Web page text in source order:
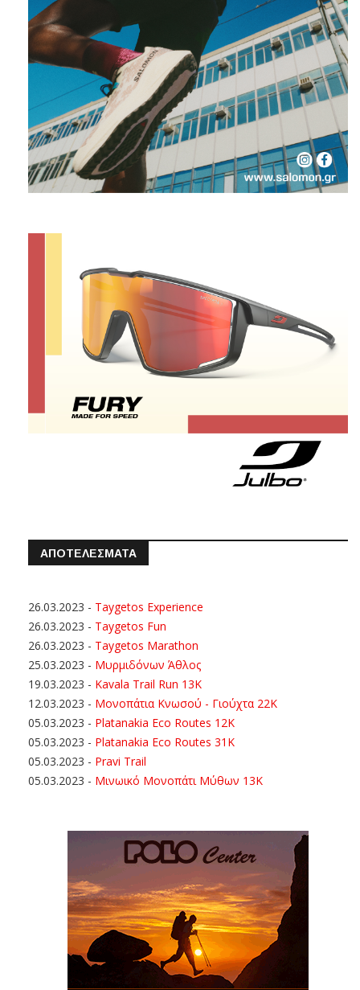
ΑΠΟΤΕΛΕΣΜΑΤΑ
26.03.2023 - Taygetos Experience
26.03.2023 - Taygetos Fun
26.03.2023 - Taygetos Marathon
25.03.2023 - Μυρμιδόνων Άθλος
19.03.2023 - Kavala Trail Run 13K
12.03.2023 - Μονοπάτια Κνωσού - Γιούχτα 22Κ
05.03.2023 - Platanakia Eco Routes 12K
05.03.2023 - Platanakia Eco Routes 31K
05.03.2023 - Pravi Trail
05.03.2023 - Μινωικό Μονοπάτι Μύθων 13Κ